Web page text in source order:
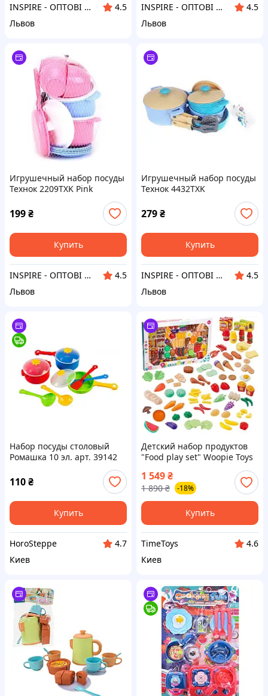
INSPIRE - ОПТОВІ ПРОДАЖІ ТА БЕЗГОТІВКА ДЛЯ БІЗНЕСУ
4.5
Львов
INSPIRE - ОПТОВІ ПРОДАЖІ ТА БЕЗГОТІВКА ДЛЯ БІЗНЕСУ
4.5
Львов
Игрушечный набор посуды
Технок 2209TXK Pink
Маринка 1 15 Предметов
199₴
Купить
INSPIRE - ОПТОВІ ПРОДАЖІ ТА БЕЗГОТІВКА ДЛЯ БІЗНЕСУ
4.5
Львов
Игрушечный набор посуды
Технок 4432TXK
279₴
Купить
INSPIRE - ОПТОВІ ПРОДАЖІ ТА БЕЗГОТІВКА ДЛЯ БІЗНЕСУ
4.5
Львов
Набор посуды столовый
Ромашка 10 эл. арт. 39142
110₴
Купить
HoroSteppe
4.7
Киев
Детский набор продуктов
"Food play set" Woopie Toys
Time Toys
1 549₴
1 890 ₴ -18%
Купить
TimeToys
4.6
Киев